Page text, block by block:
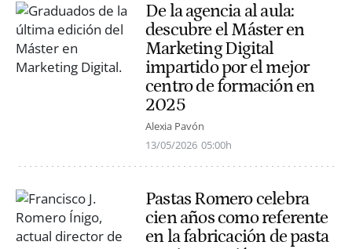
De la agencia al aula:
descubre el Máster en
Marketing Digital
impartido por el mejor
centro de formación en
2025
Alexia Pavón
13/05/2026 05:00h
Pastas Romero celebra
cien años como referente
en la fabricación de pasta